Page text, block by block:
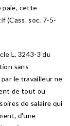
paie, cette
(Cass. soc. 7-5-
L. 3243-3 du
sans
le travailleur ne
de tout ou
de salaire qui
d'une